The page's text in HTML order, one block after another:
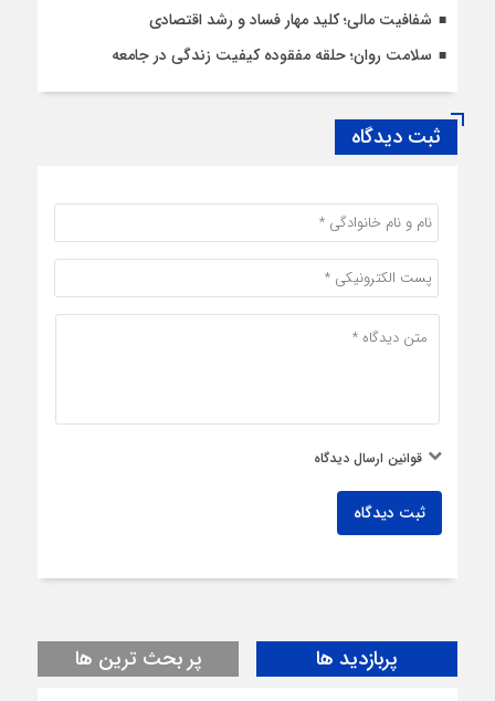
شفافیت مالی؛ کلید مهار فساد و رشد اقتصادی
سلامت روان؛ حلقه مفقوده کیفیت زندگی در جامعه
ثبت دیدگاه
قوانین ارسال دیدگاه
ثبت دیدگاه
پربازدید ها پر بحث ترین ها